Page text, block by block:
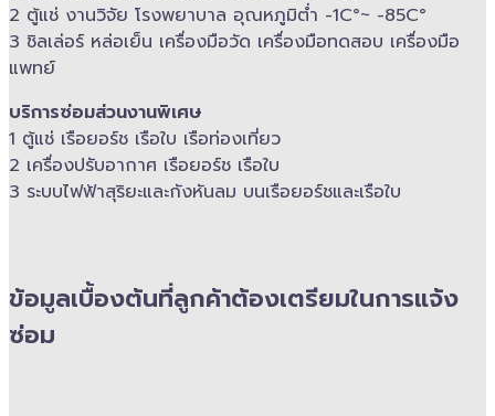
2 ตู้แช่ งานวิจัย โรงพยาบาล อุณหภูมิ​ต่ำ -​1C°~ -​85C°
3 ชิลเล่อร์ หล่อเย็น เครื่องมือวัด เครื่องมือทดสอบ เครื่องมือ
แพทย์
บริการซ่อมส่วนงานพิเศษ
1 ตู้แช่ เรือยอร์ช เรือใบ เรือท่องเที่ยว
2 เครื่องปรับอากาศ เรือยอร์ช เรือใบ
3 ระบบไฟฟ้าสุริยะและกังหันลม บนเรือยอร์ช​และเรือใบ
ข้อมูลเบื้องต้นที่ลูกค้าต้องเตรียมในการแจ้ง
ซ่อม